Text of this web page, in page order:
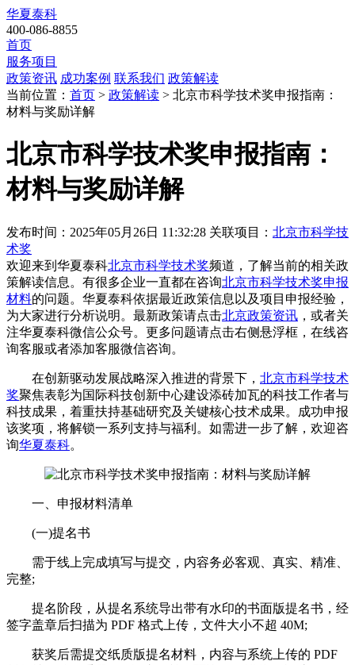
华夏泰科
400-086-8855
首页
服务项目
政策资讯 成功案例 联系我们 政策解读
当前位置： 首页 > 政策解读 > 北京市科学技术奖申报指南：
材料与奖励详解
北京市科学技术奖申报指南：
材料与奖励详解
发布时间：2025年05月26日 11:32:28 关联项目： 北京市科学技
术奖
欢迎来到华夏泰科北京市科学技术奖频道，了解当前的相关政
策解读信息。有很多企业一直都在咨询北京市科学技术奖申报
材料的问题。华夏泰科依据最近政策信息以及项目申报经验，
为大家进行分析说明。最新政策请点击北京政策资讯 ，或者关
注华夏泰科微信公众号。更多问题请点击右侧悬浮框，在线咨
询客服或者添加客服微信咨询。
在创新驱动发展战略深入推进的背景下， 北京市科学技术
奖聚焦表彰为国际科技创新中心建设添砖加瓦的科技工作者与
科技成果，着重扶持基础研究及关键核心技术成果。成功申报
该奖项，将解锁一系列支持与福利。如需进一步了解，欢迎咨
询华夏泰科。​
一、申报材料清单​
(一)提名书​
需于线上完成填写与提交，内容务必客观、真实、精准、
完整;​
提名阶段，从提名系统导出带有水印的书面版提名书，经
签字盖章后扫描为 PDF 格式上传，文件大小不超 40M;​
获奖后需提交纸质版提名材料，内容与系统上传的 PDF